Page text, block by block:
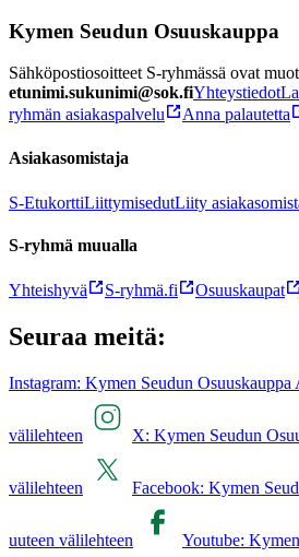
Kymen Seudun Osuuskauppa
Sähköpostiosoitteet S-ryhmässä ovat
etunimi.sukunimi@sok.fiYhteystiedot
ryhmän asiakaspalvelu
Anna palautetta
Asiakasomistaja
S-EtukorttiLiittymisedutLiity
S-ryhmä muualla
Yhteishyvä S-ryhmä.fi Osuuskaupat
Seuraa meitä:
Instagram: Kymen Seudun Osuuskauppa
välilehteen X: Kymen Seudun
välilehteen Facebook: Kymen
uuteen välilehteen Youtube: